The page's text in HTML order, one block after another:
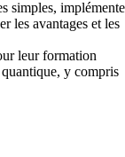
simples,
les avantages et les
leur formation
y compris